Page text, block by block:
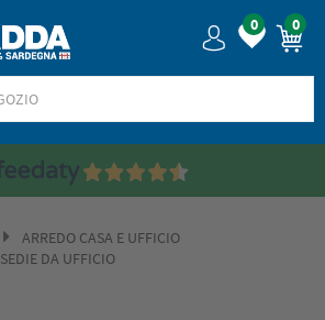
0 0
ARREDO CASA E UFFICIO
SEDIE DA UFFICIO